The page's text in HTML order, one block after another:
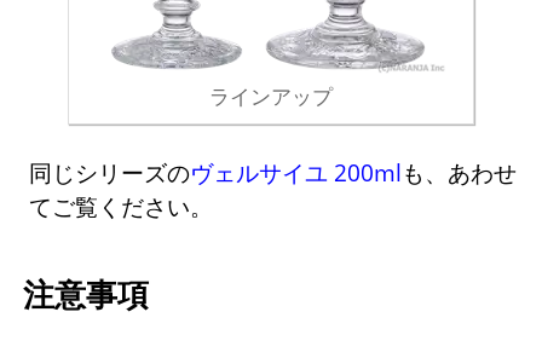
ラインアップ
同じシリーズのヴェルサイユ 200mlも、あわせ
てご覧ください。
注意事項